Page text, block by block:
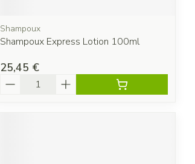
Shampoux
Shampoux Express Lotion 100ml
25,45 €
Quantité